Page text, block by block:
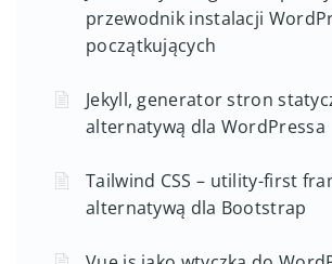
przewodnik instalacji
początkujących
Jekyll, generator stron
alternatywą dla WordPressa
Tailwind CSS – utility-first
alternatywą dla Bootstrap